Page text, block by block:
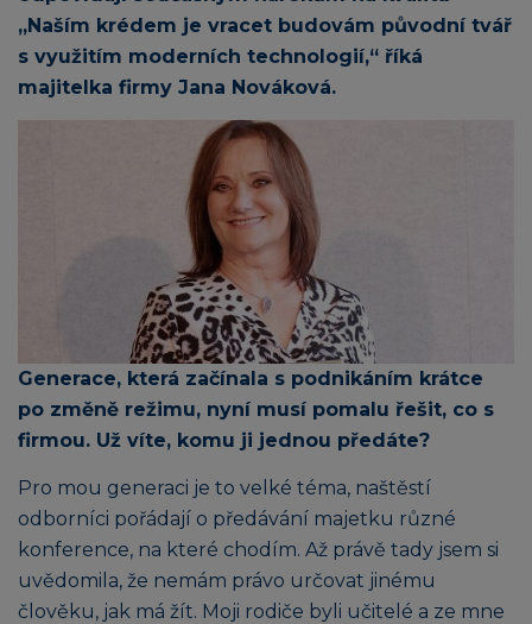
„Naším krédem je vracet budovám původní tvář
s využitím moderních technologií,“ říká
majitelka firmy Jana Nováková.
Generace, která začínala s podnikáním krátce
po změně režimu, nyní musí pomalu řešit, co s
firmou. Už víte, komu ji jednou předáte?
Pro mou generaci je to velké téma, naštěstí
odborníci pořádají o předávání majetku různé
konference, na které chodím. Až právě tady jsem si
uvědomila, že nemám právo určovat jinému
člověku, jak má žít. Moji rodiče byli učitelé a ze mne